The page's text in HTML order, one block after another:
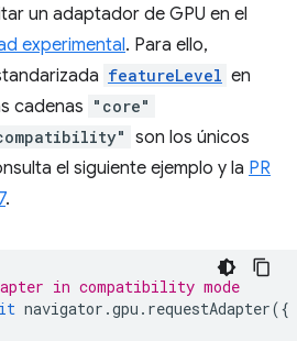
un adaptador de GPU en el
experimental. Para ello,
featureLevel en
cadenas "core"
son los únicos
el siguiente ejemplo y la PR
.
in compatibility mode
navigator .gpu . requestAdapter({